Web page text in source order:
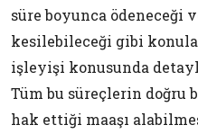
süre boyunca ödeneceği
kesilebileceği gibi
işleyişi konusunda
Tüm bu süreçlerin
hak ettiği maaşı